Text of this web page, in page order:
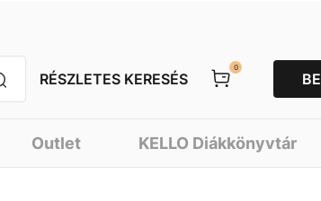
RÉSZLETES KERESÉS
0
Outlet KELLO Diákkönyvtár